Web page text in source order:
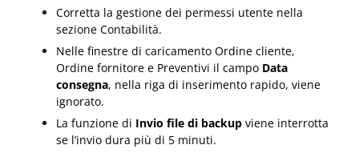
Corretta la gestione dei permessi utente nella
sezione Contabilità.
Nelle finestre di caricamento Ordine cliente,
Ordine fornitore e Preventivi il campo Data
consegna, nella riga di inserimento rapido, viene
ignorato.
La funzione di Invio file di backup viene interrotta
se l’invio dura più di 5 minuti.